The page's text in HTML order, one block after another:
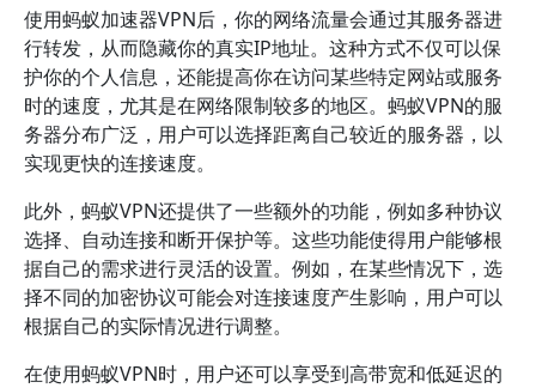
使用蚂蚁加速器VPN后，你的网络流量会通过其服务器进
行转发，从而隐藏你的真实IP地址。这种方式不仅可以保
护你的个人信息，还能提高你在访问某些特定网站或服务
时的速度，尤其是在网络限制较多的地区。蚂蚁VPN的服
务器分布广泛，用户可以选择距离自己较近的服务器，以
实现更快的连接速度。
此外，蚂蚁VPN还提供了一些额外的功能，例如多种协议
选择、自动连接和断开保护等。这些功能使得用户能够根
据自己的需求进行灵活的设置。例如，在某些情况下，选
择不同的加密协议可能会对连接速度产生影响，用户可以
根据自己的实际情况进行调整。
在使用蚂蚁VPN时，用户还可以享受到高带宽和低延迟的